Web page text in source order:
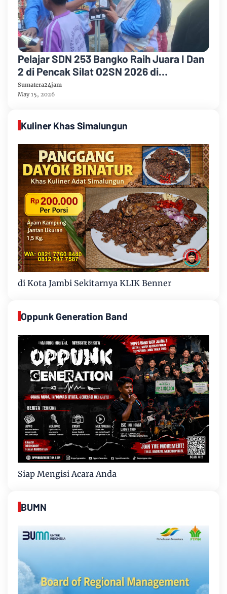
Pelajar SDN 253 Bangko Raih Juara I Dan
2 di Pencak Silat O2SN 2026 di
Kecamatan Bangko
Sumatera24jam
May 15, 2026
Kuliner Khas Simalungun
di Kota Jambi Sekitarnya KLIK Benner
Oppunk Generation Band
Siap Mengisi Acara Anda
BUMN